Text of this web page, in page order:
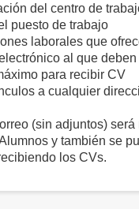
del centro de
de trabajo
laborales que
al que deben
para recibir CV
a cualquier
(sin adjuntos)
y también se
los CVs.